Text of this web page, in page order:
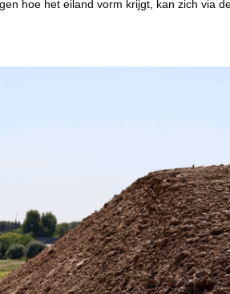
hoe het eiland vorm krijgt, kan zich via